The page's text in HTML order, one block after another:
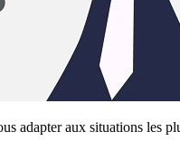
adapter aux situations les